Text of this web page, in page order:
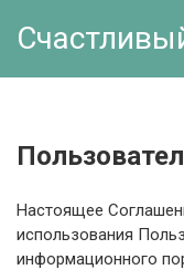
Настоящее
использования
информационного